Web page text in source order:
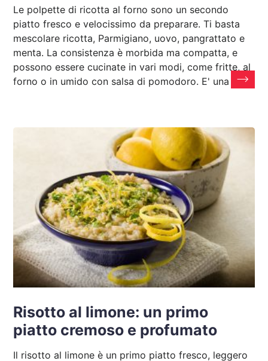
Le polpette di ricotta al forno sono un secondo
piatto fresco e velocissimo da preparare. Ti basta
mescolare ricotta, Parmigiano, uovo, pangrattato e
menta. La consistenza è morbida ma compatta, e
possono essere cucinate in vari modi, come fritte, al
forno o in umido con salsa di pomodoro. E' una
Risotto al limone: un primo
piatto cremoso e profumato
Il risotto al limone è un primo piatto fresco, leggero